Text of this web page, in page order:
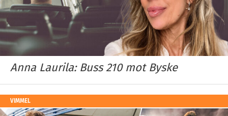
Anna Laurila: Buss 210 mot Byske
VIMMEL